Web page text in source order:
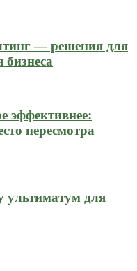
— решения для
бизнеса
эффективнее:
пересмотра
ультиматум для